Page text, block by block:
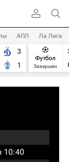
АПЛ Ла Лига
3
1
Футбол
Завершен
10:40